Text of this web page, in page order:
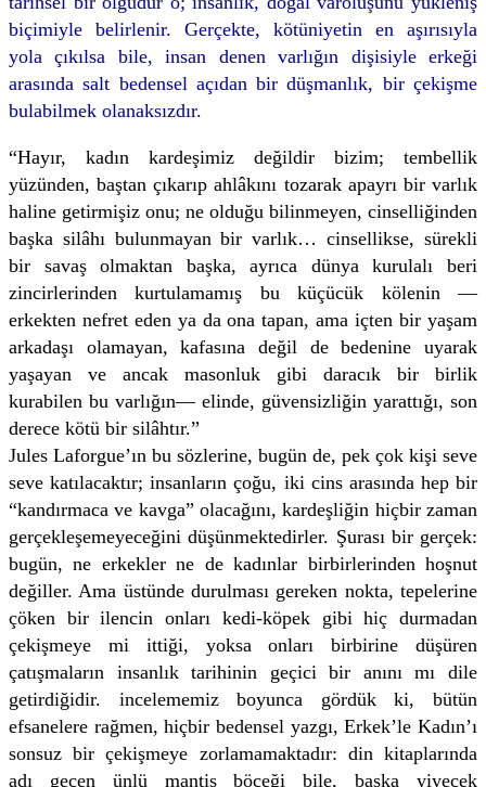
biçimiyle belirlenir. Gerçekte, kötüniyetin en aşırısıyla
yola çıkılsa bile, insan denen varlığın dişisiyle erkeği
arasında salt bedensel açıdan bir düşmanlık, bir çekişme
bulabilmek olanaksızdır.
“Hayır, kadın kardeşimiz değildir bizim; tembellik
yüzünden, baştan çıkarıp ahlâkını tozarak apayrı bir varlık
haline getirmişiz onu; ne olduğu bilinmeyen, cinselliğinden
başka silâhı bulunmayan bir varlık… cinsellikse, sürekli
bir savaş olmaktan başka, ayrıca dünya kurulalı beri
zincirlerinden kurtulamamış bu küçücük kölenin —
erkekten nefret eden ya da ona tapan, ama içten bir yaşam
arkadaşı olamayan, kafasına değil de bedenine uyarak
yaşayan ve ancak masonluk gibi daracık bir birlik
kurabilen bu varlığın— elinde, güvensizliğin yarattığı, son
derece kötü bir silâhtır.”
Jules Laforgue’ın bu sözlerine, bugün de, pek çok kişi seve
seve katılacaktır; insanların çoğu, iki cins arasında hep bir
“kandırmaca ve kavga” olacağını, kardeşliğin hiçbir zaman
gerçekleşemeyeceğini düşünmektedirler. Şurası bir gerçek:
bugün, ne erkekler ne de kadınlar birbirlerinden hoşnut
değiller. Ama üstünde durulması gereken nokta, tepelerine
çöken bir ilencin onları kedi-köpek gibi hiç durmadan
çekişmeye mi ittiği, yoksa onları birbirine düşüren
çatışmaların insanlık tarihinin geçici bir anını mı dile
getirdiğidir. incelememiz boyunca gördük ki, bütün
efsanelere rağmen, hiçbir bedensel yazgı, Erkek’le Kadın’ı
sonsuz bir çekişmeye zorlamamaktadır: din kitaplarında
adı geçen ünlü mantis böceği bile, başka yiyecek